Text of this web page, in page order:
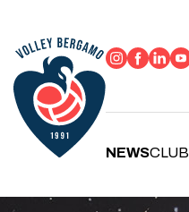
NEWSCLUB